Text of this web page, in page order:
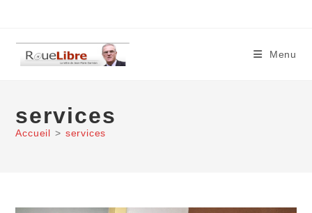
content
Menu
services
Accueil > services